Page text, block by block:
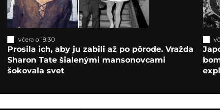
včera o 19:30
Prosila ich, aby ju zabili až po pôrode. Vražda
Sharon Tate šialenými mansonovcami
šokovala svet